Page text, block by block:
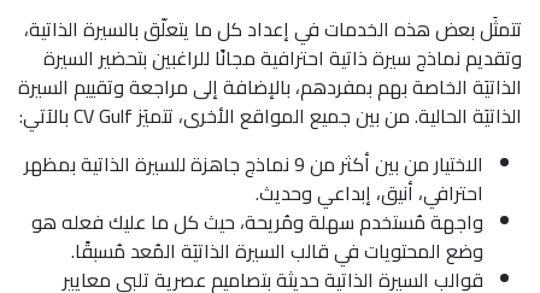
تتمثَل بعض هذه الخدمات في إعداد كل ما يتعلّق بالسيرة الذاتية،
وتقديم نماذج سيرة ذاتية احترافية مجانًا للراغبين بتحضير السيرة
الذاتيَة الخاصة بهم بمفردهم، بالإضافة إلى مراجعة وتقييم السيرة
الذاتيَة الحالية. من بين جميع المواقع الأخرى، تتميَز CV Gulf بالآتي:
الاختيار من بين أكثر من 9 نماذج جاهزة للسيرة الذاتية بمظهر
احترافي، أنيق، إبداعي وحديث.
واجهة مُستخدم سهلة ومُريحة، حيث كل ما عليك فعله هو
وضع المحتويات في قالب السيرة الذاتيَة المُعد مُسبقًا.
قوالب السيرة الذاتية حديثة بتصاميم عصرية تلبي معايير